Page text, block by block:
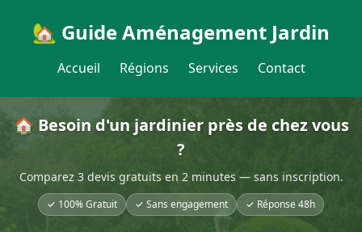
🏡 Guide Aménagement Jardin
Accueil Régions Services Contact
🏠 Besoin d'un jardinier près de chez vous
?
Comparez 3 devis gratuits en 2 minutes — sans inscription.
✓ 100% Gratuit ✓ Sans engagement ✓ Réponse 48h